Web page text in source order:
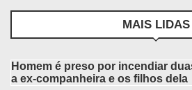
MAIS LIDAS
Homem é preso por incendiar
a ex-companheira e os filhos dela